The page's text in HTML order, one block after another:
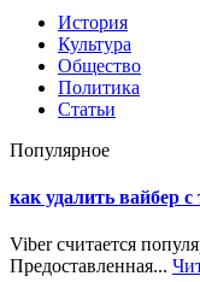
История
Культура
Общество
Политика
Статьи
Популярное
как удалить вайбер с
Viber считается
Предоставленная...